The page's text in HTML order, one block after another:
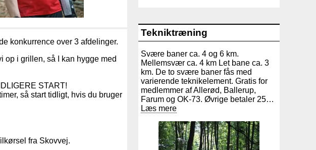
Tekniktræning
Svære baner ca. 4 og 6 km.
Mellemsvær ca. 4 km Let bane ca. 3
km. De to svære baner fås med
varierende teknikelement. Gratis for
medlemmer af Allerød, Ballerup,
Farum og OK-73. Øvrige betaler 25…
Læs mere
over 3 afdelinger.
op i grillen, så I kan hygge med
START!
så start tidligt, hvis du bruger
fra Skovvej.